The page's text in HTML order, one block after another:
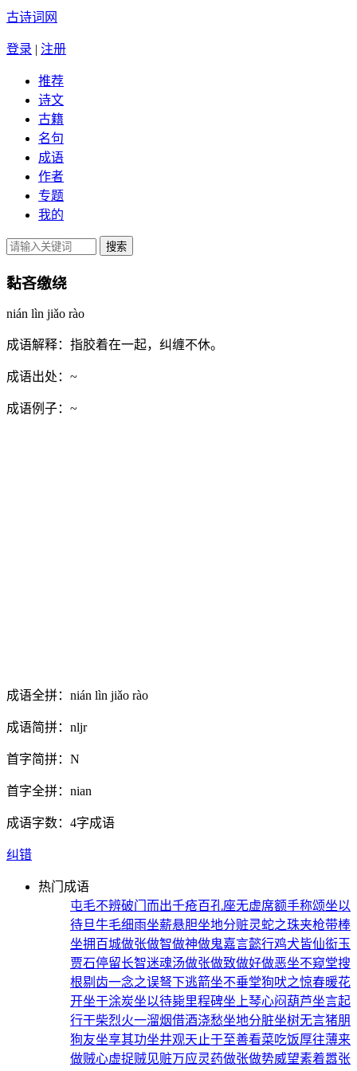
古诗词网
登录 | 注册
推荐
诗文
古籍
名句
成语
作者
专题
我的
黏吝缴绕
nián lìn jiǎo rào
成语解释： 指胶着在一起，纠缠不休。
成语出处： ~
成语例子： ~
成语全拼： nián lìn jiǎo rào
成语简拼： nljr
首字简拼： N
首字全拼： nian
成语字数： 4字成语
纠错
热门成语
屯毛不辨破门而出千疮百孔座无虚席额手称颂坐以
待旦牛毛细雨坐薪悬胆坐地分赃灵蛇之珠夹枪带棒
坐拥百城做张做智做神做鬼嘉言懿行鸡犬皆仙衒玉
贾石停留长智迷魂汤做张做致做好做恶坐不窥堂搜
根剔齿一念之误弩下逃箭坐不垂堂狗吠之惊春暖花
开坐于涂炭坐以待毙里程碑坐上琴心闷葫芦坐言起
行干柴烈火一溜烟借酒浇愁坐地分脏坐树无言猪朋
狗友坐享其功坐井观天止于至善看菜吃饭厚往薄来
做贼心虚捉贼见赃万应灵药做张做势威望素着嚣张